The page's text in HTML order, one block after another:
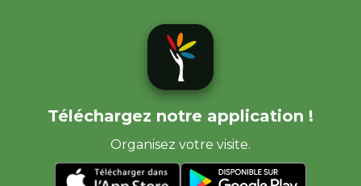
Téléchargez notre application !
Organisez votre visite.